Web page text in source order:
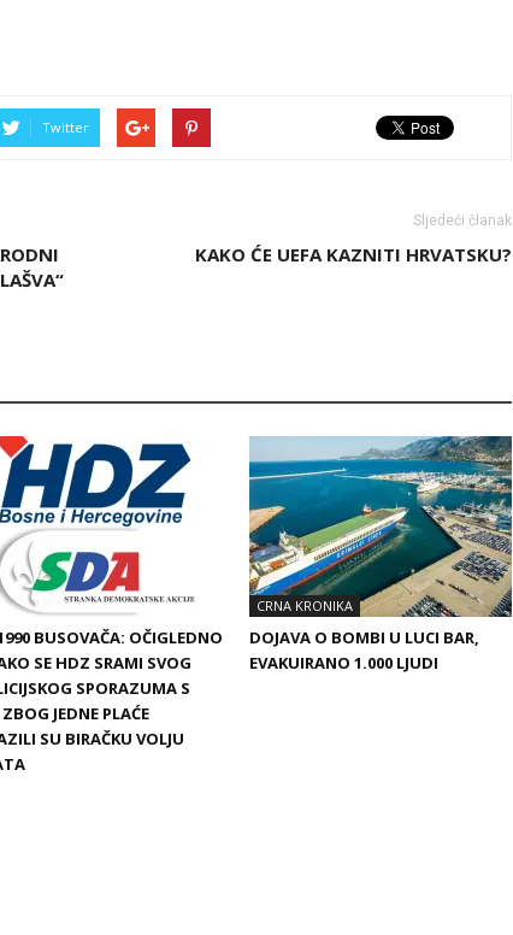
Twitter
Sljedeći članak
KAKO ĆE UEFA KAZNITI HRVATSKU?
BUSOVAČA: OČIGLEDNO
SE HDZ SRAMI SVOG
SPORAZUMA S
JEDNE PLAĆE
SU BIRAČKU VOLJU
CRNA KRONIKA
DOJAVA O BOMBI U LUCI BAR,
EVAKUIRANO 1.000 LJUDI